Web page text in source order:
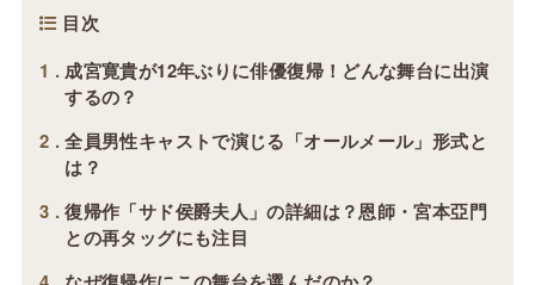
目次
1
成宮寛貴が12年ぶりに俳優復帰！どんな舞台に出演
するの？
2
全員男性キャストで演じる「オールメール」形式と
は？
3
復帰作「サド侯爵夫人」の詳細は？恩師・宮本亞門
との再タッグにも注目